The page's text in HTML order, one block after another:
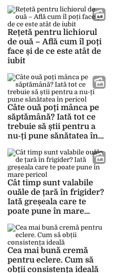
Rețetă pentru lichiorul
de ouă – Află cum îl poți
face și de ce este atât de
iubit
Câte ouă poți mânca pe
săptămână? Iată tot ce
trebuie să știi pentru a
nu-ți pune sănătatea în
Cât timp sunt valabile
ouăle de țară în frigider?
Iată greșeala care te
poate pune în mare
Cea mai bună cremă
pentru eclere. Cum să
obții consistența ideală